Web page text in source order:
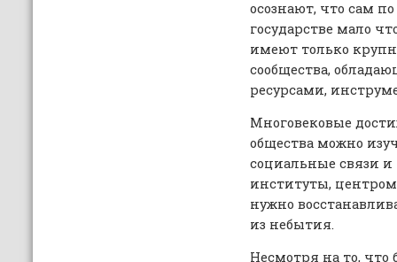
осознают, что сам
государстве мало
имеют только
сообщества,
ресурсами,
Многовековые
общества можно
социальные связи
институты,
нужно
из небытия.
Несмотря на то, что